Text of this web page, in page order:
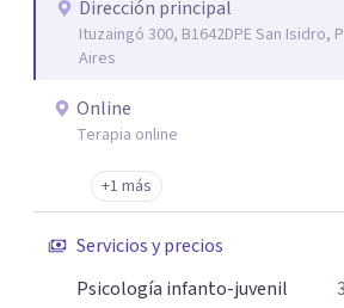
criterio clínico, según la necesidad de
Atendemos niños, adolescentes,
mayores. Brindamos atención virtual
presencial en Capital Federal, Zona
Zona Norte. Los honorarios se encuentran entre $28.000 y
accesible y sostenible en el tiempo. Nuestro objetivo es
profesionalismo, empatía y cercanía.
Dirección principal
Ituzaingó 300, B1642DPE San Isidro,
Aires
Online
Terapia online
+1 más
Servicios y precios
Psicología infanto-juvenil